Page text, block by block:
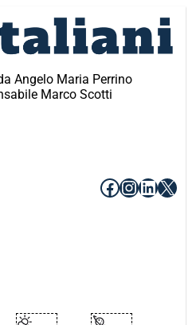
Angelo Maria Perrino
Marco Scotti
Facebook
X